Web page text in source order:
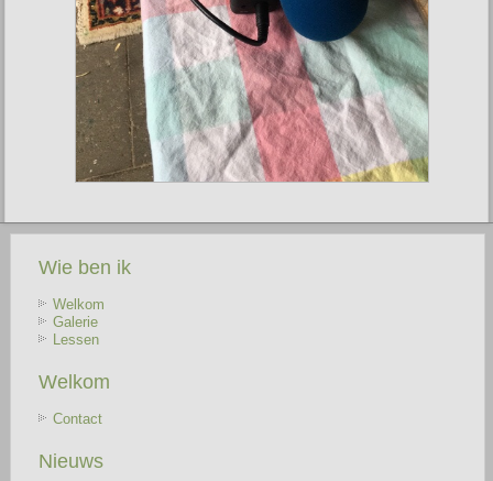
Wie ben ik
Welkom
Galerie
Lessen
Welkom
Contact
Nieuws